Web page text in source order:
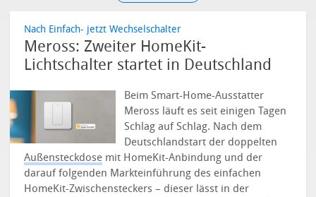
Nach Einfach- jetzt Wechselschalter
Meross: Zweiter HomeKit-
Lichtschalter startet in Deutschland
Beim Smart-Home-Ausstatter
Meross läuft es seit einigen Tagen
Schlag auf Schlag. Nach dem
Deutschlandstart der doppelten
Außensteckdose mit HomeKit-Anbindung und der
darauf folgenden Markteinführung des einfachen
HomeKit-Zwischensteckers – dieser lässt in der